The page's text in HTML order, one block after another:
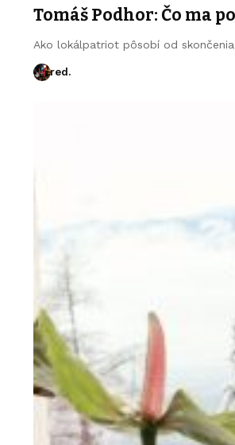
Tomáš Podhor: Čo ma
Ako lokálpatriot pôsobí od
red.